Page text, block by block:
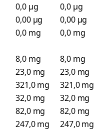
0,0 µg
0,0 µg
0,00 µg
0,00 µg
0,0 mg
0,0 mg
8,0 mg
8,0 mg
23,0 mg
23,0 mg
321,0 mg
321,0 mg
32,0 mg
32,0 mg
82,0 mg
82,0 mg
247,0 mg
247,0 mg